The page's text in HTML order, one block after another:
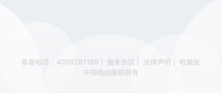
客服电话：4008281189 服务协议 法律声明
电脑版
中国电信版权所有